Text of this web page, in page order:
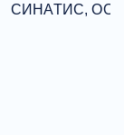
СИНАТИС, ООО